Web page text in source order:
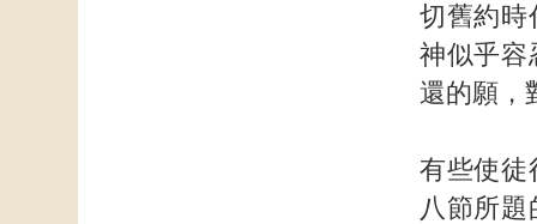
切舊約時
神似乎容
還的願，
有些使徒
八節所